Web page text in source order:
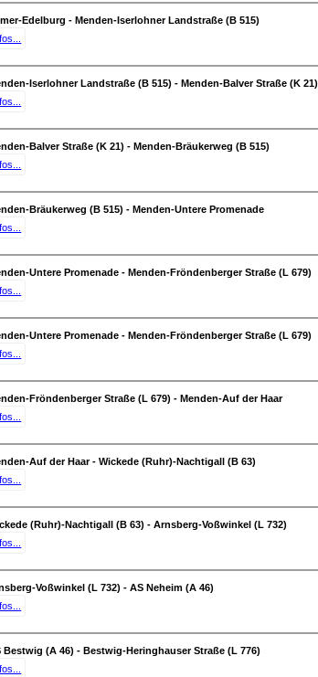
Edelburg - Menden-Iserlohner Landstraße (B 515)
Iserlohner Landstraße (B 515) - Menden-Balver Straße (K 21)
Balver Straße (K 21) - Menden-Bräukerweg (B 515)
Bräukerweg (B 515) - Menden-Untere Promenade
Untere Promenade - Menden-Fröndenberger Straße (L 679)
Untere Promenade - Menden-Fröndenberger Straße (L 679)
Fröndenberger Straße (L 679) - Menden-Auf der Haar
Auf der Haar - Wickede (Ruhr)-Nachtigall (B 63)
(Ruhr)-Nachtigall (B 63) - Arnsberg-Voßwinkel (L 732)
Voßwinkel (L 732) - AS Neheim (A 46)
Bestwig (A 46) - Bestwig-Heringhauser Straße (L 776)